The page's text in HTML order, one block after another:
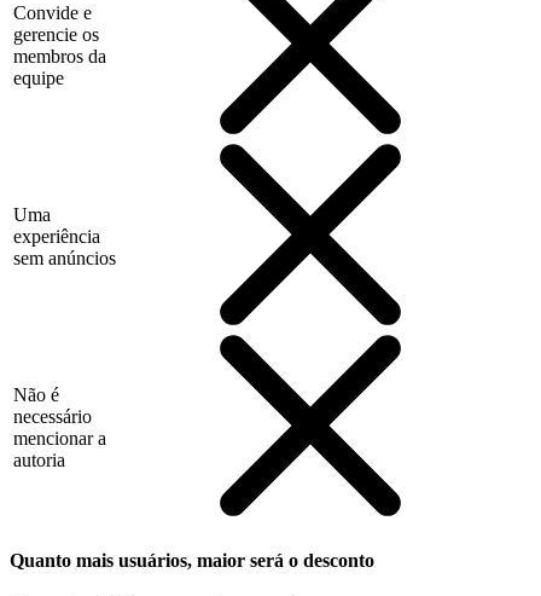
Convide e
gerencie os
membros da
equipe
Uma
experiência
sem anúncios
Não é
necessário
mencionar a
autoria
Quanto mais usuários, maior será o desconto